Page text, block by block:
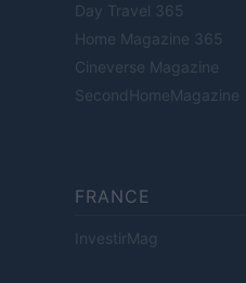
Day Travel 365
Home Magazine 365
Cineverse Magazine
SecondHomeMagazine
FRANCE
InvestirMag